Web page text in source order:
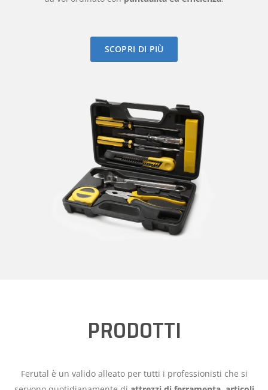
SCOPRI DI PIÙ
PRODOTTI
Ferutal è un valido alleato per tutti i professionisti che si